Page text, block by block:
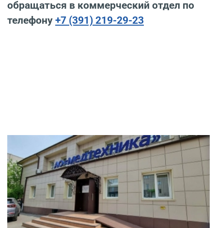
обращаться в коммерческий отдел по
телефону +7 (391) 219-29-23